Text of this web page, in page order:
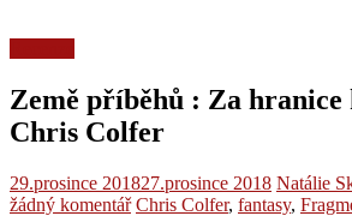
Země příběhů : Za
Chris Colfer
29.prosince 201827.prosince 2018 Natálie
žádný komentář Chris Colfer, fantasy,